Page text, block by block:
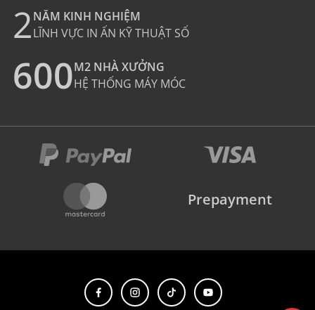
2NĂM KINH NGHIỆM
LĨNH VỰC IN ẤN KỸ THUẬT SỐ
600M2 NHÀ XƯỞNG
HỆ THỐNG MÁY MÓC
Prepayment